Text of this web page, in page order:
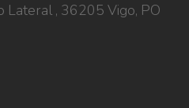
Lateral , 36205 Vigo, PO